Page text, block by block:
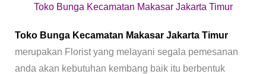
Toko Bunga Kecamatan Makasar Jakarta Timur
Toko Bunga Kecamatan Makasar Jakarta Timur
merupakan Florist yang melayani segala pemesanan
anda akan kebutuhan kembang baik itu berbentuk